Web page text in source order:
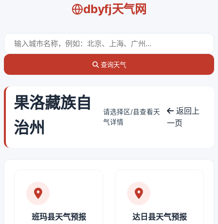
dbyfj天气网
查询天气
果洛藏族自
治州
请选择区/县查看天
气详情
返回上
一页
班玛县天气预报 达日县天气预报